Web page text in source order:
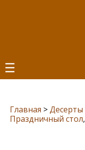
☰
Главная >Десерты
Праздничный стол,